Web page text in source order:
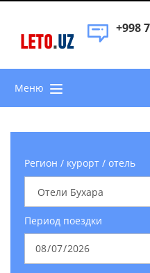
LETO.UZ
+998
Меню
Регион / курорт / отель
Период поездки